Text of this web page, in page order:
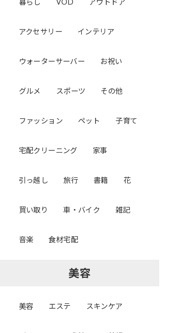
暮らし VOD アウトドア
アクセサリー インテリア
ウォーターサーバー お祝い
グルメ スポーツ その他
ファッション ペット 子育て
宅配クリーニング 家事
引っ越し 旅行 書籍 花
買い取り 車・バイク 雑記
音楽 食材宅配
美容
美容 エステ スキンケア